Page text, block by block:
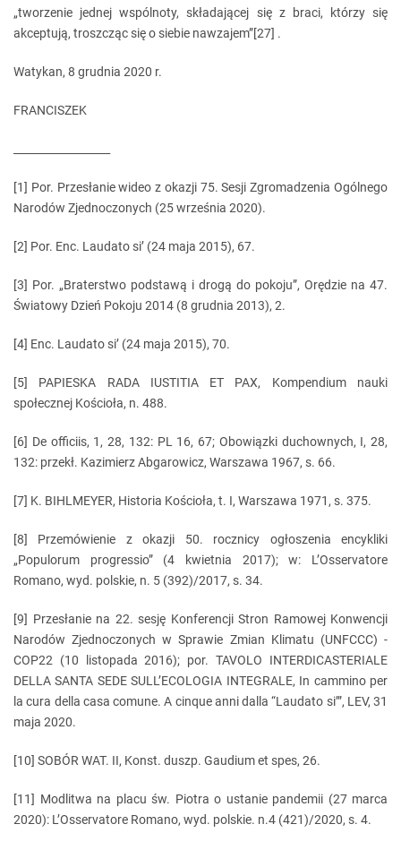
„tworzenie jednej wspólnoty, składającej się z braci, którzy się
akceptują, troszcząc się o siebie nawzajem”[27] .
Watykan, 8 grudnia 2020 r.
FRANCISZEK
[1] Por. Przesłanie wideo z okazji 75. Sesji Zgromadzenia Ogólnego
Narodów Zjednoczonych (25 września 2020).
[2] Por. Enc. Laudato si’ (24 maja 2015), 67.
[3] Por. „Braterstwo podstawą i drogą do pokoju”, Orędzie na 47.
Światowy Dzień Pokoju 2014 (8 grudnia 2013), 2.
[4] Enc. Laudato si’ (24 maja 2015), 70.
[5] PAPIESKA RADA IUSTITIA ET PAX, Kompendium nauki
społecznej Kościoła, n. 488.
[6] De officiis, 1, 28, 132: PL 16, 67; Obowiązki duchownych, I, 28,
132: przekł. Kazimierz Abgarowicz, Warszawa 1967, s. 66.
[7] K. BIHLMEYER, Historia Kościoła, t. I, Warszawa 1971, s. 375.
[8] Przemówienie z okazji 50. rocznicy ogłoszenia encykliki
„Populorum progressio” (4 kwietnia 2017); w: L’Osservatore
Romano, wyd. polskie, n. 5 (392)/2017, s. 34.
[9] Przesłanie na 22. sesję Konferencji Stron Ramowej Konwencji
Narodów Zjednoczonych w Sprawie Zmian Klimatu (UNFCCC) -
COP22 (10 listopada 2016); por. TAVOLO INTERDICASTERIALE
DELLA SANTA SEDE SULL’ECOLOGIA INTEGRALE, In cammino per
la cura della casa comune. A cinque anni dalla “Laudato si’”, LEV, 31
maja 2020.
[10] SOBÓR WAT. II, Konst. duszp. Gaudium et spes, 26.
[11] Modlitwa na placu św. Piotra o ustanie pandemii (27 marca
2020): L’Osservatore Romano, wyd. polskie. n.4 (421)/2020, s. 4.